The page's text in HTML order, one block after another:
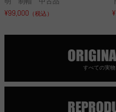
¥99,000 （税込）
すべての実